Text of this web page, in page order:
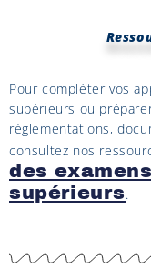
Pour compléter vos
supérieurs ou
règlementations,
consultez nos
des
supérieurs.